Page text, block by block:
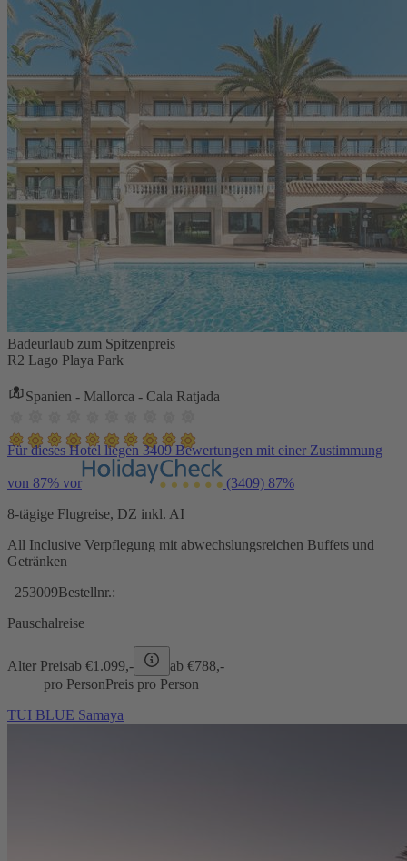
Badeurlaub zum Spitzenpreis
R2 Lago Playa Park
Spanien - Mallorca - Cala Ratjada
Für dieses Hotel liegen 3409 Bewertungen mit einer Zustimmung
von 87% vor (3409) 87%
8-tägige Flugreise, DZ inkl. AI
All Inclusive Verpflegung mit abwechslungsreichen Buffets und
Getränken
253009Bestellnr.:
Pauschalreise
Alter Preisab €1.099,- ab €788,-
pro PersonPreis pro Person
TUI BLUE Samaya